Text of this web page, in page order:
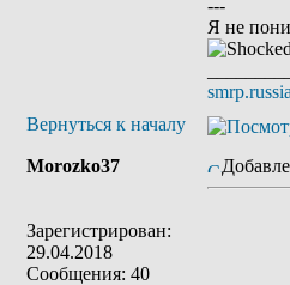
---
Я не
Вернуться к началу
Morozko37
Зарегистрирован:
29.04.2018
Сообщения: 40